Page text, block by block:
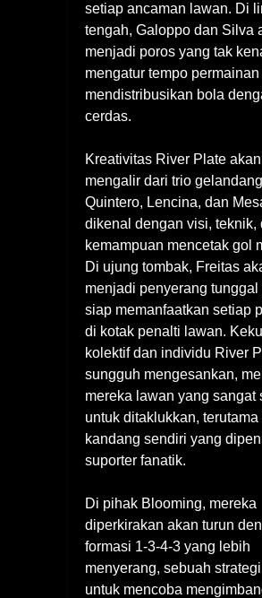
setiap ancaman lawan. Di
tengah, Galoppo dan Silva
menjadi poros yang tak
mengatur tempo permainan
mendistribusikan bola
cerdas.
Kreativitas River Plate akan
mengalir dari trio
Quintero, Lencina, dan
dikenal dengan visi, teknik,
kemampuan mencetak gol
Di ujung tombak, Freitas
menjadi penyerang tunggal
siap memanfaatkan setiap
di kotak penalti lawan.
kolektif dan individu River
sungguh mengesankan,
mereka lawan yang sangat
untuk ditaklukkan, terutama
kandang sendiri yang
suporter fanatik.
Di pihak Blooming, mereka
diperkirakan akan turun
formasi 1-3-4-3 yang lebih
menyerang, sebuah
untuk mencoba